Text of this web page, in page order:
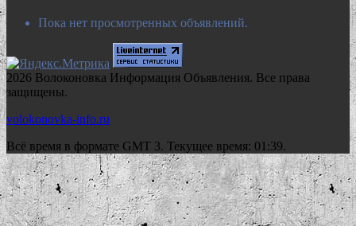
Пока нет просмотренных объявлений.
2026 Волоконовка Информация Объявления. Все права
защищены.
volokonovka-info.ru
Всё время в формате GMT 3. Текущее время: 01:39.